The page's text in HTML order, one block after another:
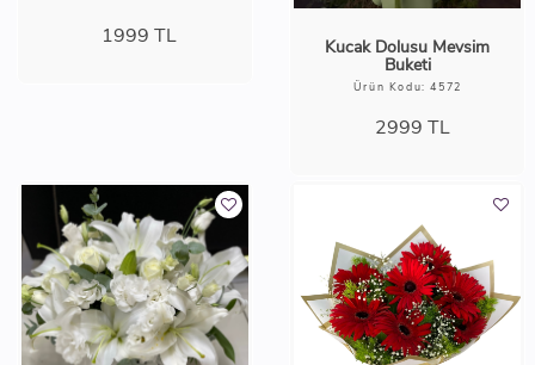
1999 TL Kucak Dolusu Mevsim
Buketi
Ürün Kodu: 4572
2999 TL